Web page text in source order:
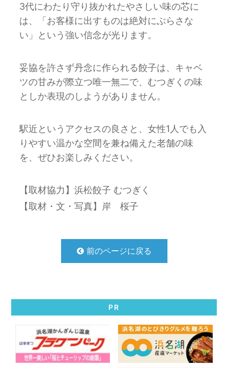
3代にわたり守り抜かれたやさしい味の芯に
は、「お客様に出すものは絶対にぶらさな
い」という強い信念が光ります。
妥協を許さず丹念に作られる餃子は、キャベ
ツの甘みが際立つ唯一無二で、むつぎくの味
としか表現のしようがありません。
駅近というアクセスの良さと、女性1人でも入
りやすい温かな空間を兼ね備えた老舗の味
を、ぜひお楽しみください。
【取材協力】浜松餃子 むつぎく
【取材・文・写真】岸 桜子
前のページに戻る
PR